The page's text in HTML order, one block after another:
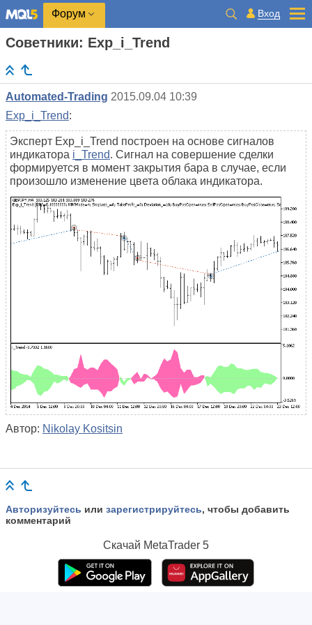
Форум Вход
Советники: Exp_i_Trend
Automated-Trading 2015.09.04 10:39
Exp_i_Trend:
Эксперт Exp_i_Trend построен на основе сигналов
индикатора i_Trend. Сигнал на совершение сделки
формируется в момент закрытия бара в случае, если
произошло изменение цвета облака индикатора.
Автор: Nikolay Kositsin
Авторизуйтесь или зарегистрируйтесь, чтобы добавить
комментарий
Скачай MetaTrader 5